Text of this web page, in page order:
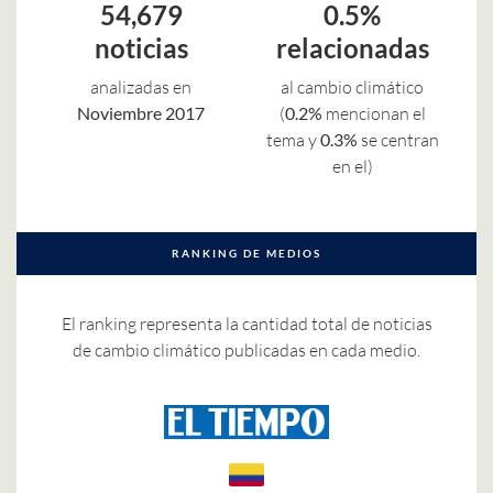
54,679
noticias
analizadas en
Noviembre 2017
0.5%
relacionadas
al cambio climático
(0.2% mencionan el
tema y0.3% se centran
en el)
RANKING DE MEDIOS
El ranking representa la cantidad total de noticias
de cambio climático publicadas en cada medio.